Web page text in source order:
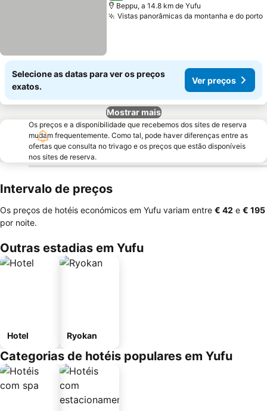
Beppu, a 14.8 km de Yufu
Vistas panorâmicas da montanha e do porto
Selecione as datas para ver os preços
exatos.
Ver preços
Mostrar mais
Os preços e a disponibilidade que recebemos dos sites de reserva
mudam frequentemente. Como tal, pode haver diferenças entre as
ofertas que consulta no trivago e os preços que estão disponíveis
nos sites de reserva.
Intervalo de preços
Os preços de hotéis económicos em Yufu variam entre ‎€ 42 e ‎€ 195
por noite.
Outras estadias em Yufu
Hotel Ryokan
Categorias de hotéis populares em Yufu